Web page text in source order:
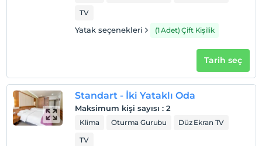
TV
Yatak seçenekleri (1 Adet) Çift Kişilik
Tarih seç
Standart - İki Yataklı Oda
Maksimum kişi sayısı : 2
Klima Oturma Gurubu
Düz Ekran TV
TV